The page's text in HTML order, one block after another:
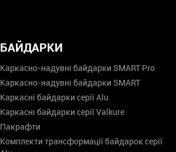
БАЙДАРКИ
Каркасно-надувні байдарки SMART Pro
Каркасно-надувні байдарки SMART
Каркасні байдарки серії Alu
Каркасні байдарки серії Valkure
Пакрафти
Комплекти трансформації байдарок серії